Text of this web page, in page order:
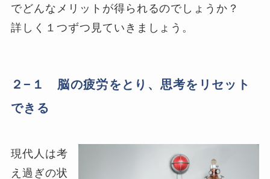
でどんなメリットが得られるのでしょうか？
詳しく１つずつ見ていきましょう。
２−１ 脳の疲労をとり、思考をリセット
できる
現代人は考
え過ぎの状